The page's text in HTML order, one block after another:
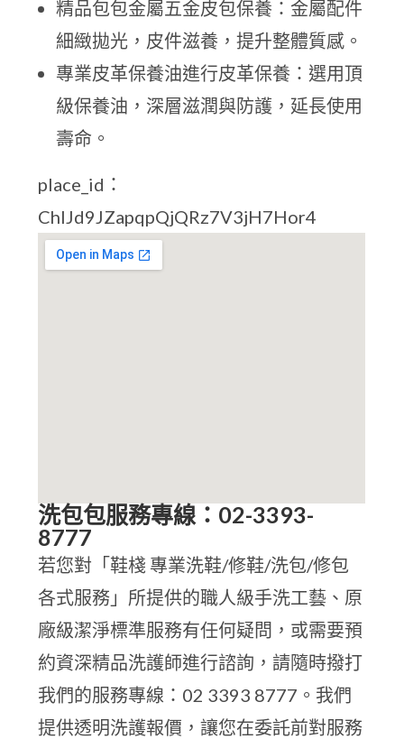
精品包包金屬五金皮包保養：金屬配件
細緻拋光，皮件滋養，提升整體質感。
專業皮革保養油進行皮革保養：選用頂
級保養油，深層滋潤與防護，延長使用
壽命。
place_id：
ChIJd9JZapqpQjQRz7V3jH7Hor4
洗包包服務專線：02-3393-
8777
若您對「鞋棧 專業洗鞋/修鞋/洗包/修包
各式服務」所提供的職人級手洗工藝、原
廠級潔淨標準服務有任何疑問，或需要預
約資深精品洗護師進行諮詢，請隨時撥打
我們的服務專線：02 3393 8777。我們
提供透明洗護報價，讓您在委託前對服務